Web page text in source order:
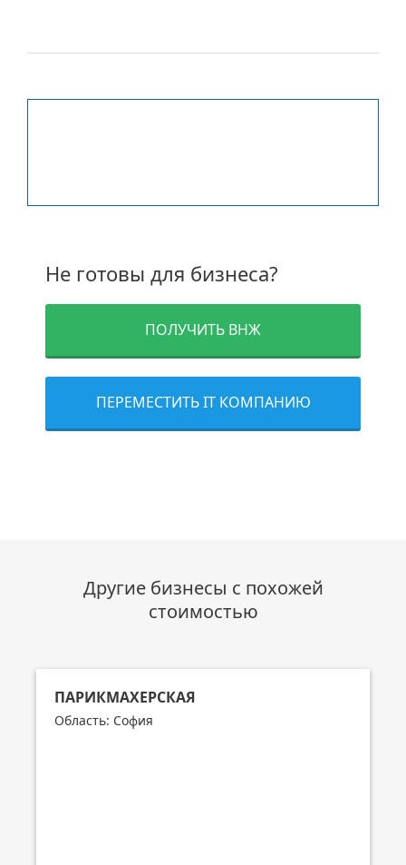
Не готовы для бизнеса?
ПОЛУЧИТЬ ВНЖ
ПЕРЕМЕСТИТЬ IT КОМПАНИЮ
Другие бизнесы с похожей
стоимостью
ПАРИКМАХЕРСКАЯ
Область: София